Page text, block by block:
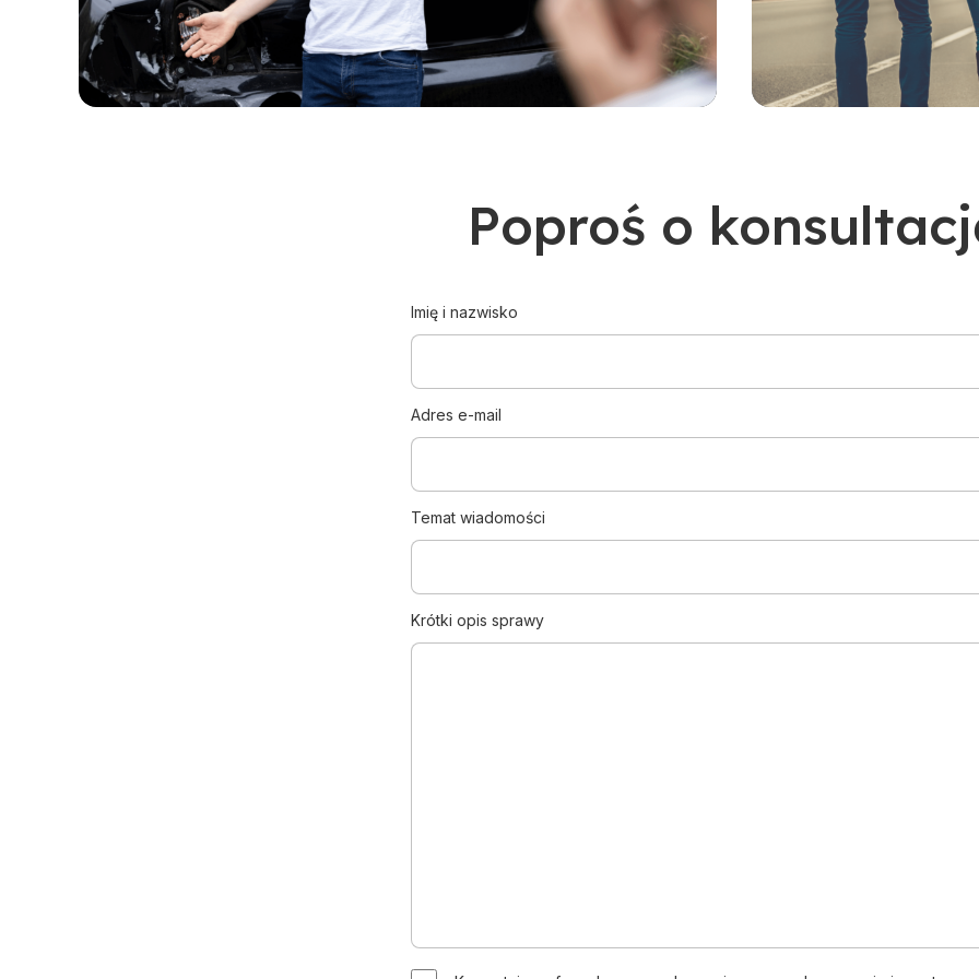
Poproś o
Imię i nazwisko
Adres e-mail
Temat wiadomości
Krótki opis sprawy